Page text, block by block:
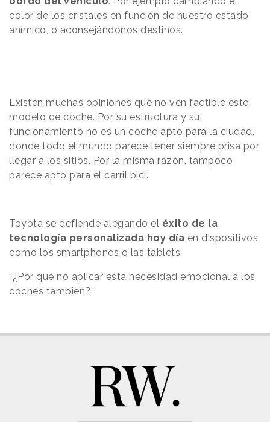
color de los cristales en función de nuestro estado
anímico, o aconsejándonos destinos.
Existen muchas opiniones que no ven factible este
modelo de coche. Por su estructura y su
funcionamiento no es un coche apto para la ciudad,
donde todo el mundo parece tener siempre prisa por
llegar a los sitios. Por la misma razón, tampoco
parece apto para el carril bici.
Toyota se defiende alegando el éxito de la
tecnología personalizada hoy día en dispositivos
como los smartphones o las tablets.
“¿Por qué no aplicar esta necesidad emocional a los
coches también?”